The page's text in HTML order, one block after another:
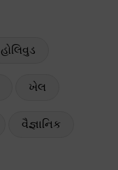
હોલિવુડ
ખેલ
વૈજ્ઞાનિક